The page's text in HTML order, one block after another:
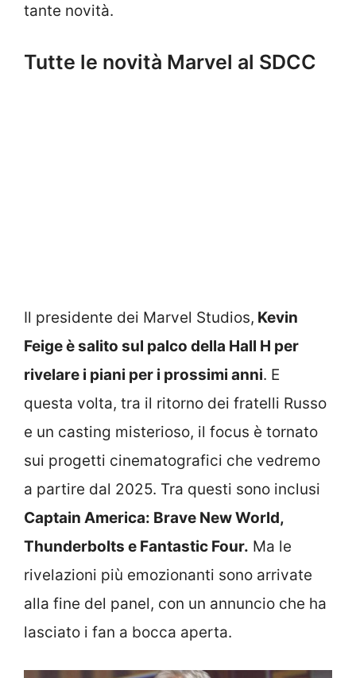
tante novità.
Tutte le novità Marvel al SDCC
Il presidente dei Marvel Studios, Kevin
Feige è salito sul palco della Hall H per
rivelare i piani per i prossimi anni. E
questa volta, tra il ritorno dei fratelli Russo
e un casting misterioso, il focus è tornato
sui progetti cinematografici che vedremo
a partire dal 2025. Tra questi sono inclusi
Captain America: Brave New World,
Thunderbolts e Fantastic Four. Ma le
rivelazioni più emozionanti sono arrivate
alla fine del panel, con un annuncio che ha
lasciato i fan a bocca aperta.